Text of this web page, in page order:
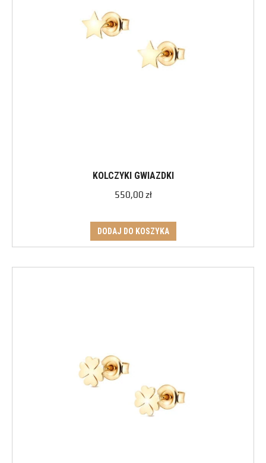
KOLCZYKI GWIAZDKI
550,00 zł
DODAJ DO KOSZYKA